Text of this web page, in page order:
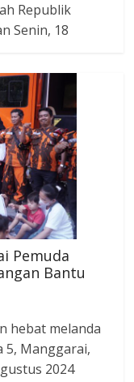
Republik
Senin, 18
Pemuda
Bantu
hebat melanda
5, Manggarai,
2024